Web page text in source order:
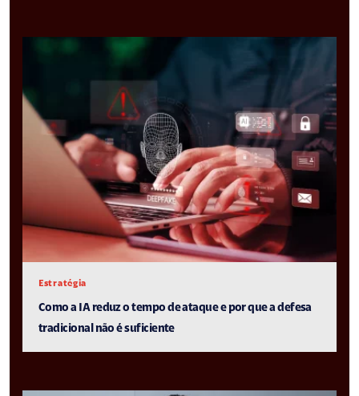
Estratégia
Como a IA reduz o tempo de ataque e por que a defesa
tradicional não é suficiente